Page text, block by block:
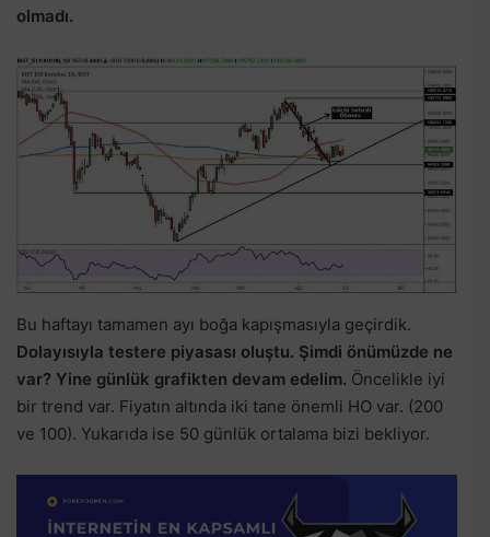
olmadı.
Bu haftayı tamamen ayı boğa kapışmasıyla geçirdik.
Dolayısıyla testere piyasası oluştu. Şimdi önümüzde ne
var? Yine günlük grafikten devam edelim. Öncelikle iyi
bir trend var. Fiyatın altında iki tane önemli HO var. (200
ve 100). Yukarıda ise 50 günlük ortalama bizi bekliyor.